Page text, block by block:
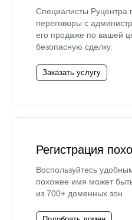
Специалисты Руцентра
переговоры с
его продаже по вашей
безопасную сделку.
Заказать услугу
Регистрация
Воспользуйтесь
похожее имя может
из 700+ доменных зон.